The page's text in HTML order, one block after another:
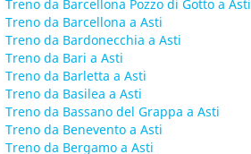
Treno da Barcellona Pozzo di Gotto a Asti
Treno da Barcellona a Asti
Treno da Bardonecchia a Asti
Treno da Bari a Asti
Treno da Barletta a Asti
Treno da Basilea a Asti
Treno da Bassano del Grappa a Asti
Treno da Benevento a Asti
Treno da Bergamo a Asti